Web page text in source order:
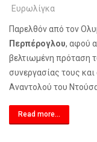
Ευρωλίγκα
Παρελθόν από τον
Περπέρογλου, αφού
βελτιωμένη πρόταση
συνεργασίας τους
Αναντολού του
Read more...